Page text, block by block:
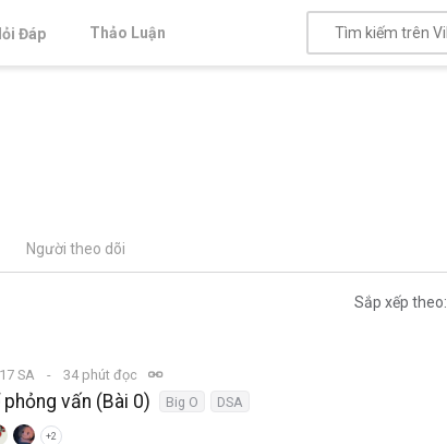
Đáp Thảo Luận
Người theo dõi
Sắp xếp theo:
SA 34 phút đọc
vấn (Bài 0) Big O DSA
+2